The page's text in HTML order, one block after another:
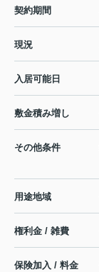
契約期間
現況
入居可能日
敷金積み増し
その他条件
用途地域
権利金 / 雑費
保険加入 / 料金